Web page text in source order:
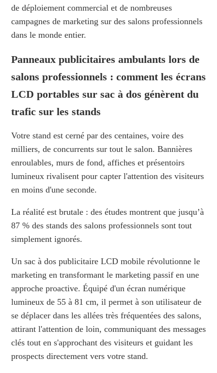
de déploiement commercial et de nombreuses
campagnes de marketing sur des salons professionnels
dans le monde entier.
Panneaux publicitaires ambulants lors de
salons professionnels : comment les écrans
LCD portables sur sac à dos génèrent du
trafic sur les stands
Votre stand est cerné par des centaines, voire des
milliers, de concurrents sur tout le salon. Bannières
enroulables, murs de fond, affiches et présentoirs
lumineux rivalisent pour capter l'attention des visiteurs
en moins d'une seconde.
La réalité est brutale : des études montrent que jusqu’à
87 % des stands des salons professionnels sont tout
simplement ignorés.
Un sac à dos publicitaire LCD mobile révolutionne le
marketing en transformant le marketing passif en une
approche proactive. Équipé d'un écran numérique
lumineux de 55 à 81 cm, il permet à son utilisateur de
se déplacer dans les allées très fréquentées des salons,
attirant l'attention de loin, communiquant des messages
clés tout en s'approchant des visiteurs et guidant les
prospects directement vers votre stand.